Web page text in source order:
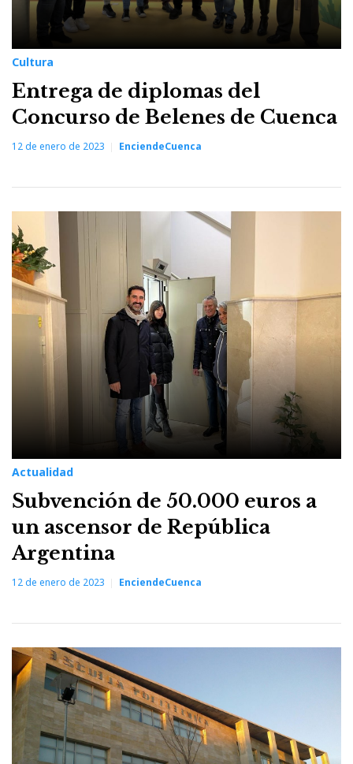
Cultura
Entrega de diplomas del
Concurso de Belenes de Cuenca
12 de enero de 2023 EnciendeCuenca
Actualidad
Subvención de 50.000 euros a
un ascensor de República
Argentina
12 de enero de 2023 EnciendeCuenca